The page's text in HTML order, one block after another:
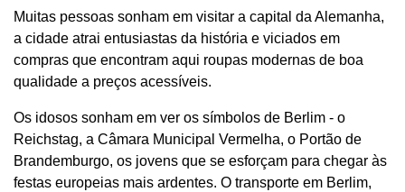
Muitas pessoas sonham em visitar a capital da Alemanha,
a cidade atrai entusiastas da história e viciados em
compras que encontram aqui roupas modernas de boa
qualidade a preços acessíveis.
Os idosos sonham em ver os símbolos de Berlim - o
Reichstag, a Câmara Municipal Vermelha, o Portão de
Brandemburgo, os jovens que se esforçam para chegar às
festas europeias mais ardentes. O transporte em Berlim,